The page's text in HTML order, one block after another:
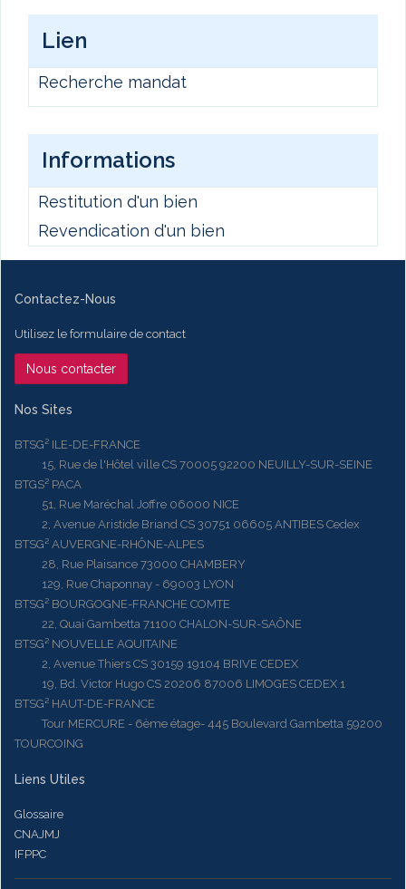
Lien
Recherche mandat
Informations
Restitution d'un bien
Revendication d'un bien
Contactez-Nous
Utilisez le formulaire de contact
Nous contacter
Nos Sites
BTSG² ILE-DE-FRANCE
15, Rue de l'Hôtel ville CS 70005 92200 NEUILLY-SUR-SEINE
BTGS² PACA
51, Rue Maréchal Joffre 06000 NICE
2, Avenue Aristide Briand CS 30751 06605 ANTIBES Cedex
BTSG² AUVERGNE-RHÔNE-ALPES
28, Rue Plaisance 73000 CHAMBERY
129, Rue Chaponnay - 69003 LYON
BTSG² BOURGOGNE-FRANCHE COMTE
22, Quai Gambetta 71100 CHALON-SUR-SAÔNE
BTSG² NOUVELLE AQUITAINE
2, Avenue Thiers CS 30159 19104 BRIVE CEDEX
19, Bd. Victor Hugo CS 20206 87006 LIMOGES CEDEX 1
BTSG² HAUT-DE-FRANCE
Tour MERCURE - 6ème étage- 445 Boulevard Gambetta 59200
TOURCOING
Liens Utiles
Glossaire
CNAJMJ
IFPPC